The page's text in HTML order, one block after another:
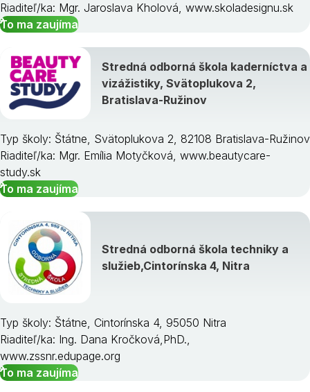
Riaditeľ/ka: Mgr. Jaroslava Kholová, www.skoladesignu.sk
To ma zaujíma
Stredná odborná škola kaderníctva a
vizážistiky, Svätoplukova 2,
Bratislava-Ružinov
Typ školy: Štátne, Svätoplukova 2, 82108 Bratislava-Ružinov
Riaditeľ/ka: Mgr. Emília Motyčková, www.beautycare-
study.sk
To ma zaujíma
Stredná odborná škola techniky a
služieb,Cintorínska 4, Nitra
Typ školy: Štátne, Cintorínska 4, 95050 Nitra
Riaditeľ/ka: Ing. Dana Kročková,PhD.,
www.zssnr.edupage.org
To ma zaujíma